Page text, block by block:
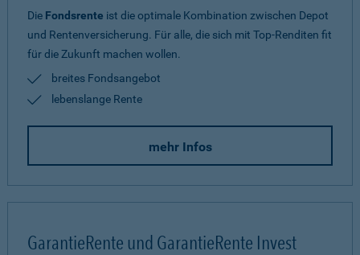
Die Fondsrente ist die optimale Kombination zwischen Depot
und Rentenversicherung. Für alle, die sich mit Top-Renditen fit
für die Zukunft machen wollen.
breites Fondsangebot
lebenslange Rente
mehr Infos
GarantieRente und GarantieRente Invest